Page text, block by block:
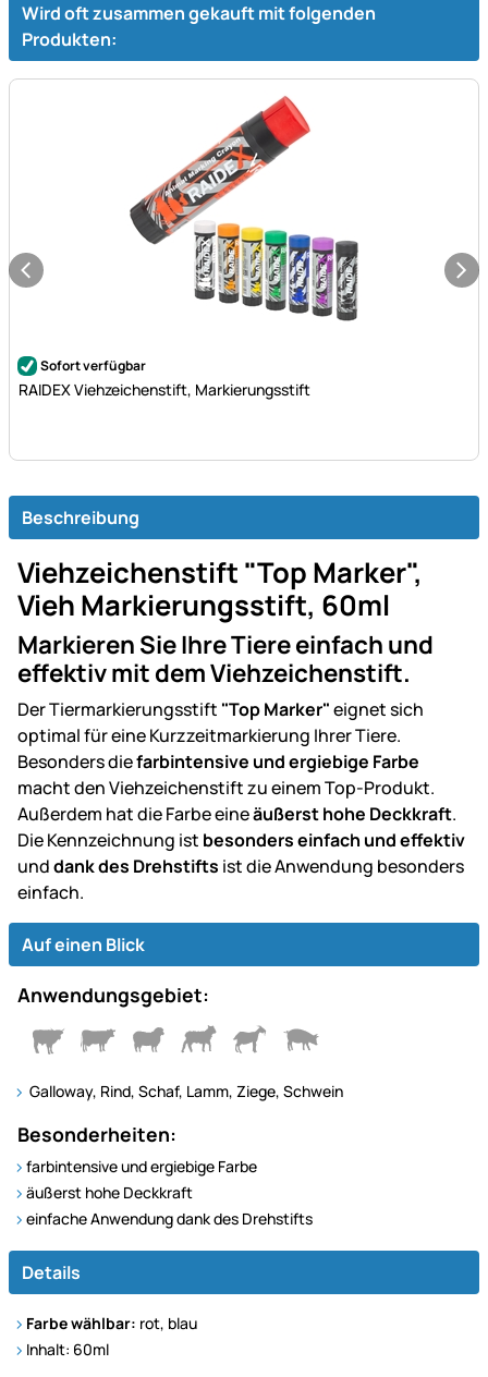
Wird oft zusammen gekauft mit folgenden
Produkten:
Noch keine Bewertungen abgegeben
Sofort verfügbar
RAIDEX Viehzeichenstift, Markierungsstift
Beschreibung
Viehzeichenstift "Top Marker",
Vieh Markierungsstift, 60ml
Markieren Sie Ihre Tiere einfach und
effektiv mit dem Viehzeichenstift.
Der Tiermarkierungsstift "Top Marker"eignet sich
optimal für eine Kurzzeitmarkierung Ihrer Tiere.
Besonders diefarbintensive und ergiebige Farbe
macht den Viehzeichenstift zu einem Top-Produkt.
Außerdem hat die Farbe eineäußerst hohe Deckkraft.
Die Kennzeichnung ist besonders einfach und effektiv
unddank des Drehstifts ist die Anwendung besonders
einfach.
Auf einen Blick
Anwendungsgebiet:
Galloway, Rind, Schaf, Lamm, Ziege, Schwein
Besonderheiten:
farbintensive und ergiebige Farbe
äußerst hohe Deckkraft
einfache Anwendung dank des Drehstifts
Details
Farbe wählbar: rot, blau
Inhalt: 60ml